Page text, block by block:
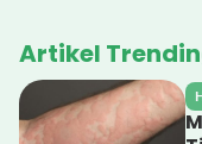
Artikel